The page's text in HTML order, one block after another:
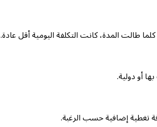
طالت المدة، كانت التكلفة اليومية أقل عادة.
أو دولية.
تغطية إضافية حسب الرغبة.